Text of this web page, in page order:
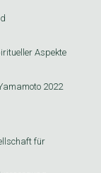
Aspekte
2022
für